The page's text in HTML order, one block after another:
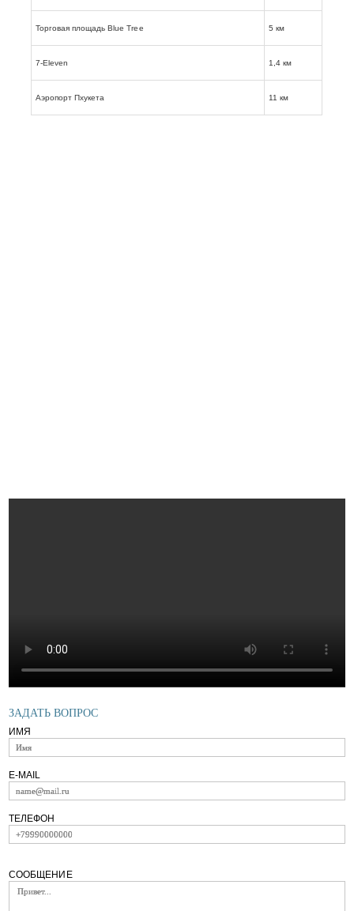
Торговая площадь Blue Tree 5 км
7-Eleven 1,4 км
Аэропорт Пхукета 11 км
ЗАДАТЬ ВОПРОС
ИМЯ
E-MAIL
ТЕЛЕФОН
СООБЩЕНИЕ
+66-63-616-30-76
Рабочие часы Категории